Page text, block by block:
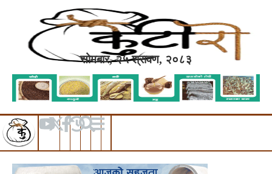
सोमबार, २५ श्रावण, २०८३